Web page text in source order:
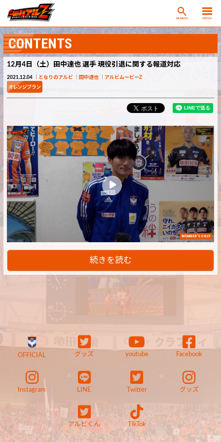
SEARCH MENU
CONTENTS
12月4日（土）田中達也 選手 現役引退に関する報道対応
2021.12.04 となりのアルビ 田中達也 アルビムービーZ
MEMBER'S ONLY
続きを読む
OFFICIAL グッズ youtube Facebook
Instagram LINE Twitter グッズ
アルビくん TikTok